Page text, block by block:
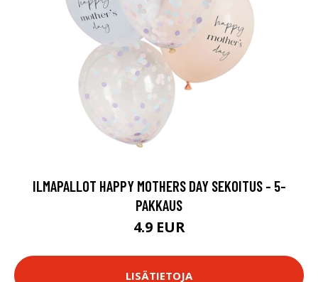
ILMAPALLOT HAPPY MOTHERS DAY SEKOITUS - 5-
PAKKAUS
4.9 EUR
LISÄTIETOJA